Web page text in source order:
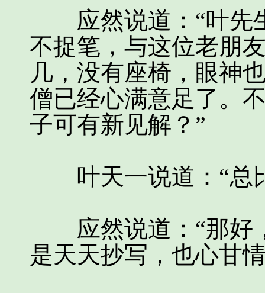
应然说道：“叶先
不捉笔，与这位老朋
几，没有座椅，眼神
僧已经心满意足了。
子可有新见解？”
叶天一说道：“总
应然说道：“那好
是天天抄写，也心甘